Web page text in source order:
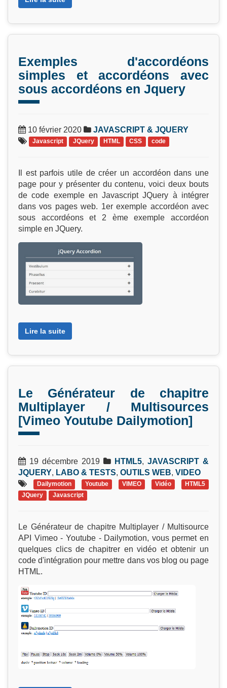
Exemples d'accordéons
simples et accordéons avec
sous accordéons en Jquery
10 février 2020 JAVASCRIPT & JQUERY
Javascript JQuery HTML CSS code
Il est parfois utile de créer un accordéon dans une
page pour y présenter du contenu, voici deux bouts
de code exemple en Javascript JQuery à intégrer
dans vos pages web. 1er exemple accordéon avec
sous accordéons et 2 ème exemple accordéon
simple en JQuery.
Lire la suite
Le Générateur de chapitre
Multiplayer / Multisources
[Vimeo Youtube Dailymotion]
19 décembre 2019 HTML5, JAVASCRIPT &
JQUERY, LABO & TESTS, OUTILS WEB, VIDEO
Dailymotion Youtube VIMEO Vidéo
HTML5
JQuery
Javascript
Le Générateur de chapitre Multiplayer / Multisource
API Vimeo - Youtube - Dailymotion, vous permet en
quelques clics de chapitrer en vidéo et obtenir un
code d'intégration pour mettre dans vos blog ou page
HTML.